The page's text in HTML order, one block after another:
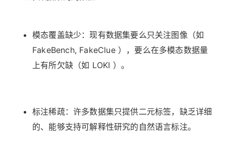
模态覆盖缺少：现有数据集要么只关注图像（如
FakeBench, FakeClue ），要么在多模态数据量
上有所欠缺（如 LOKI ）。
标注稀疏：许多数据集只提供二元标签，缺乏详细
的、能够支持可解释性研究的自然语言标注。